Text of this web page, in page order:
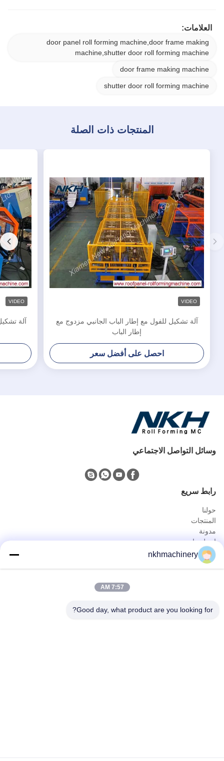
العلامات:
door panel roll forming machine,door frame making
machine,shutter door roll forming machine
door frame making machine
shutter door roll forming machine
المنتجات ذات الصلة
VIDEO
آلة تشكيل للفول مع إطار الباب الجانبي مزدوج مع
إطار الباب
احصل على أفضل سعر
VIDEO
آلة
وسائل التواصل الاجتماعي
رابط سريع
حولنا
المنتجات
مدونة
اتصل بنا
المنتجات
لوحة سقف دحر آلة تشكيل
سطح السفينة الكلمة دحر آلة تشكيل
ورقة تسقيف العقص آلة
nkhmachinery
7:57 AM
Good day, what product are you looking for?